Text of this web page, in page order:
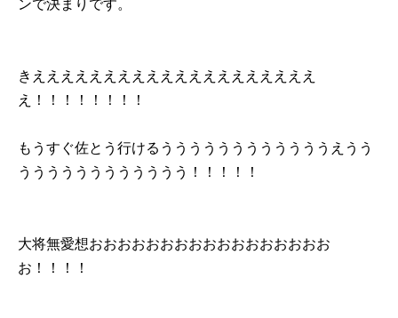
ンで決まりです。
きええええええええええええええええええええ
え！！！！！！！！
もうすぐ佐とう行けるううううううううううううえうう
うううううううううううう！！！！！
大将無愛想おおおおおおおおおおおおおおおおお
お！！！！